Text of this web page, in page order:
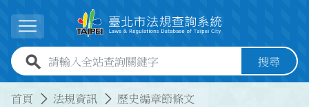
展開選單
全站查詢關鍵字欄位 搜尋
首頁 法規資訊 歷史編章節條文